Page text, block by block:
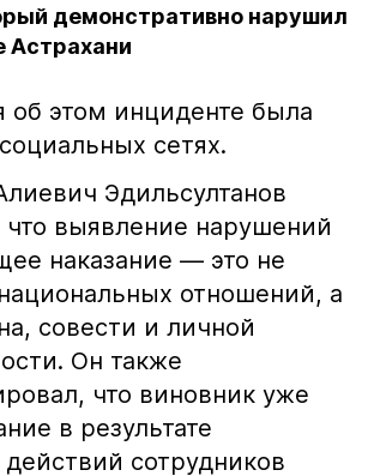
демонстративно нарушил
Астрахани
этом инциденте была
сетях.
Эдильсултанов
что выявление нарушений
наказание — это не
отношений, а
совести и личной
Он также
что виновник уже
в результате
сотрудников